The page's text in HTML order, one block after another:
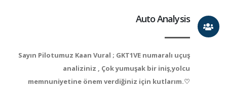
Auto Analysis
Sayın Pilotumuz Kaan Vural ; GKT1VE numaralı uçuş
analiziniz , Çok yumuşak bir iniş,yolcu
memnuniyetine önem verdiğiniz için kutlarım.♡